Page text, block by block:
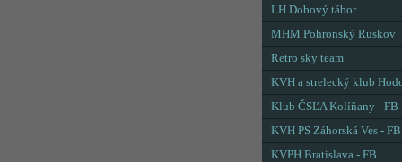
LH Dobový tábor
MHM Pohronský Ruskov
Retro sky team
KVH a strelecký klub
Klub ČSĽA Kolíňany - FB
KVH PS Záhorská Ves - FB
KVPH Bratislava - FB